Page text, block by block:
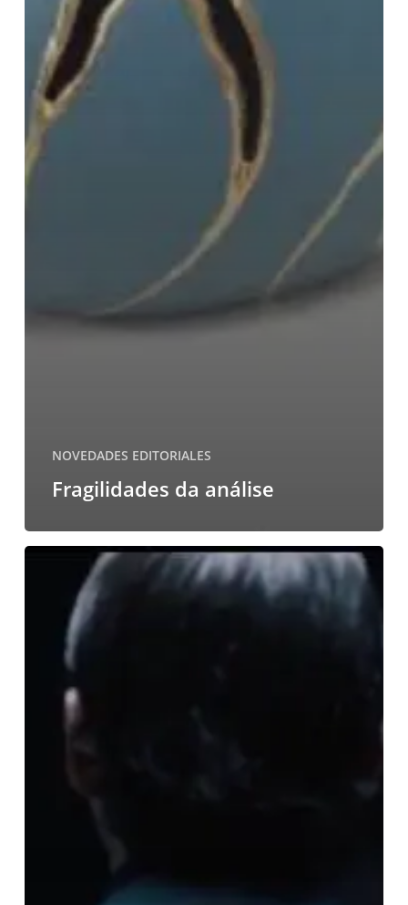
NOVEDADES EDITORIALES
Fragilidades da análise